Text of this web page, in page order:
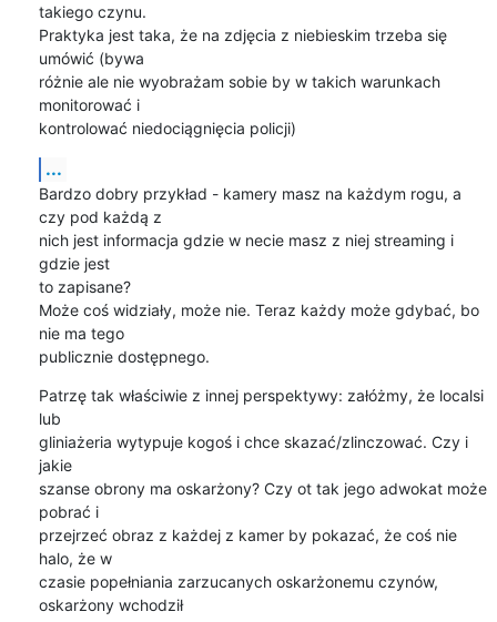
takiego czynu.
Praktyka jest taka, że na zdjęcia z niebieskim trzeba się
umówić (bywa
różnie ale nie wyobrażam sobie by w takich warunkach
monitorować i
kontrolować niedociągnięcia policji)
...
Bardzo dobry przykład - kamery masz na każdym rogu, a
czy pod każdą z
nich jest informacja gdzie w necie masz z niej streaming i
gdzie jest
to zapisane?
Może coś widziały, może nie. Teraz każdy może gdybać, bo
nie ma tego
publicznie dostępnego.
Patrzę tak właściwie z innej perspektywy: załóżmy, że localsi
lub
gliniażeria wytypuje kogoś i chce skazać/zlinczować. Czy i
jakie
szanse obrony ma oskarżony? Czy ot tak jego adwokat może
pobrać i
przejrzeć obraz z każdej z kamer by pokazać, że coś nie
halo, że w
czasie popełniania zarzucanych oskarżonemu czynów,
oskarżony wchodził